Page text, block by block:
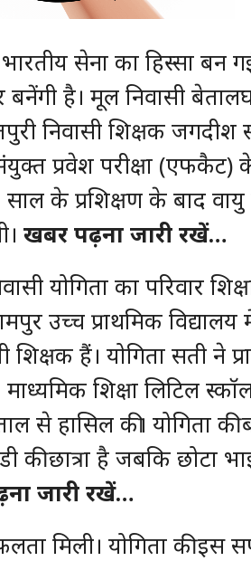
सेना का हिस्सा बन
है। मूल निवासी
निवासी शिक्षक
प्रवेश परीक्षा
के प्रशिक्षण के बाद
खबर पढ़ना जारी रखें…
योगिता का परिवार
उच्च प्राथमिक
हैं। योगिता सती ने
शिक्षा लिटिल
से हासिल की। योगिता की
की छात्रा है जबकि छोटा
जारी रखें…
मिली। योगिता की इस